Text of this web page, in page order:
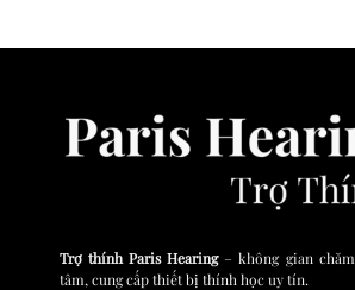
Trợ thính Paris Hearing– không gian
tâm, cung cấp thiết bị thính học uy tín.